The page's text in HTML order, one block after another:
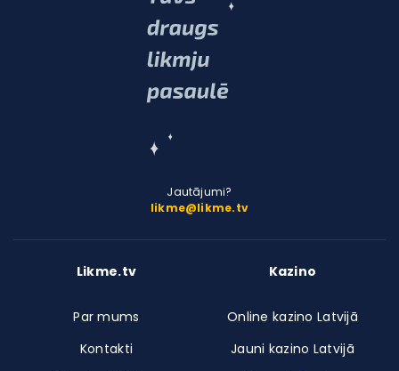
Jautājumi?
likme@likme.tv
Likme.tv
Par mums
Kontakti
Kazino
Online kazino Latvijā
Jauni kazino Latvijā